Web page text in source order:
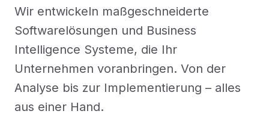
Wir entwickeln maßgeschneiderte
Softwarelösungen und Business
Intelligence Systeme, die Ihr
Unternehmen voranbringen. Von der
Analyse bis zur Implementierung – alles
aus einer Hand.